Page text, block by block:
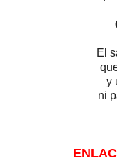
El
y
ni